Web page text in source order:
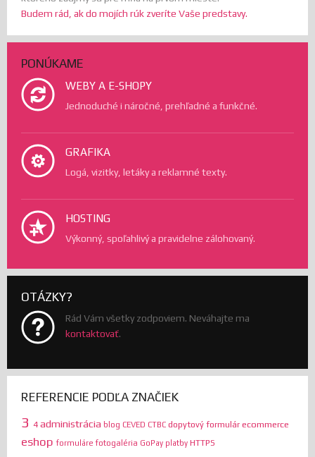
Budem rád, ak do mojích rúk zveríte Vaše predstavy.
PONÚKAME
WEBY A E-SHOPY
Jednoduché i náročné, prehľadné a funkčné.
GRAFIKA
Logá, vizitky, letáky a reklamné texty.
HOSTING
Výkonný, spoľahlivý a pravidelne zálohovaný.
OTÁZKY?
Rád Vám všetky zodpoviem. Neváhajte ma
kontaktovať.
REFERENCIE PODĽA ZNAČIEK
3 4 administrácia blog CEVED CTBC dopytový formulár ecommerce
eshopformulárefotogaléria GoPay platby HTTPS